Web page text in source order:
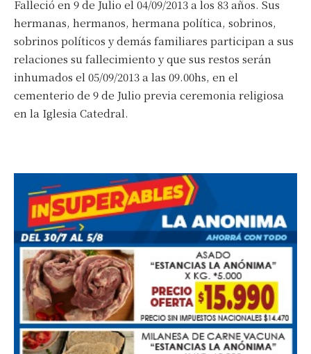
Dirección de correo electrónico
Nombre
Apellidos
Falleció en 9 de Julio el 04/09/2013 a los 83 años. Sus
hermanas, hermanos, hermana política, sobrinos,
sobrinos políticos y demás familiares participan a sus
relaciones su fallecimiento y que sus restos serán
inhumados el 05/09/2013 a las 09.00hs, en el
cementerio de 9 de Julio previa ceremonia religiosa
en la Iglesia Catedral.